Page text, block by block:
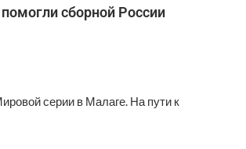
сборной России
серии в Малаге. На пути к